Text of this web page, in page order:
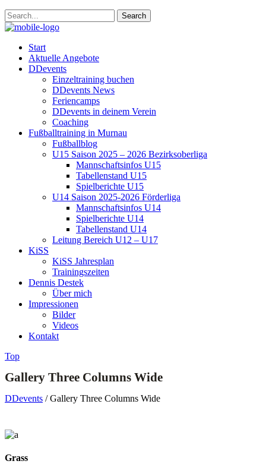
Start
Aktuelle Angebote
DDevents
Einzeltraining buchen
DDevents News
Feriencamps
DDevents in deinem Verein
Coaching
Fußballtraining in Murnau
Fußballblog
U15 Saison 2025 – 2026 Bezirksoberliga
Mannschaftsinfos U15
Tabellenstand U15
Spielberichte U15
U14 Saison 2025-2026 Förderliga
Mannschaftsinfos U14
Spielberichte U14
Tabellenstand U14
Leitung Bereich U12 – U17
KiSS
KiSS Jahresplan
Trainingszeiten
Dennis Destek
Über mich
Impressionen
Bilder
Videos
Kontakt
Top
Gallery Three Columns Wide
DDevents /Gallery Three Columns Wide
Grass